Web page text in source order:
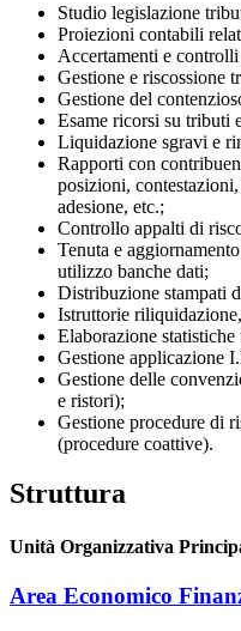
Studio legislazione
Proiezioni contabili
Accertamenti e
Gestione e riscossione
Gestione del
Esame ricorsi su tributi
Liquidazione sgravi e
Rapporti con
posizioni,
adesione, etc.;
Controllo appalti di
Tenuta e
utilizzo banche dati;
Distribuzione stampati
Istruttorie
Elaborazione
Gestione applicazione
Gestione delle
e ristori);
Gestione procedure di
(procedure coattive).
Struttura
Unità Organizzativa
Area Economico